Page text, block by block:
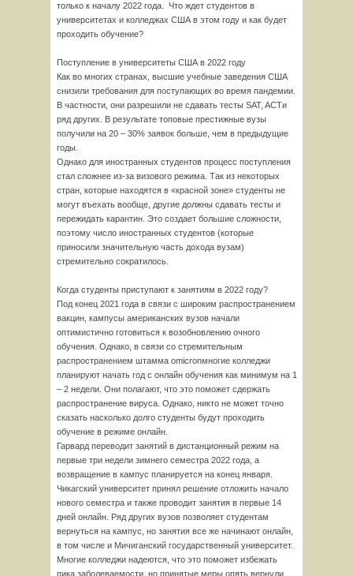
только к началу 2022 года. Что ждет студентов в
университетах и колледжах США в этом году и как будет
проходить обучение?
Поступление в университеты США в 2022 году
Как во многих странах, высшие учебные заведения США
снизили требования для поступающих во время пандемии.
В частности, они разрешили не сдавать тесты SAT, ACTи
ряд других. В результате топовые престижные вузы
получили на 20 – 30% заявок больше, чем в предыдущие
годы.
Однако для иностранных студентов процесс поступления
стал сложнее из-за визового режима. Так из некоторых
стран, которые находятся в «красной зоне» студенты не
могут въехать вообще, другие должны сдавать тесты и
пережидать карантин. Это создает большие сложности,
поэтому число иностранных студентов (которые
приносили значительную часть дохода вузам)
стремительно сократилось.
Когда студенты приступают к занятиям в 2022 году?
Под конец 2021 года в связи с широким распространением
вакцин, кампусы американских вузов начали
оптимистично готовиться к возобновлению очного
обучения. Однако, в связи со стремительным
распространением штамма omicronмногие колледжи
планируют начать год с онлайн обучения как минимум на 1
– 2 недели. Они полагают, что это поможет сдержать
распространение вируса. Однако, никто не может точно
сказать насколько долго студенты будут проходить
обучение в режиме онлайн.
Гарвард переводит занятий в дистанционный режим на
первые три недели зимнего семестра 2022 года, а
возвращение в кампус планируется на конец января.
Чикагский университет принял решение отложить начало
нового семестра и также проводит занятия в первые 14
дней онлайн. Ряд других вузов позволяет студентам
вернуться на кампус, но занятия все же начинают онлайн,
в том числе и Мичиганский государственный университет.
Многие колледжи надеются, что это поможет избежать
пика заболеваемости, но принятые меры опять вернули